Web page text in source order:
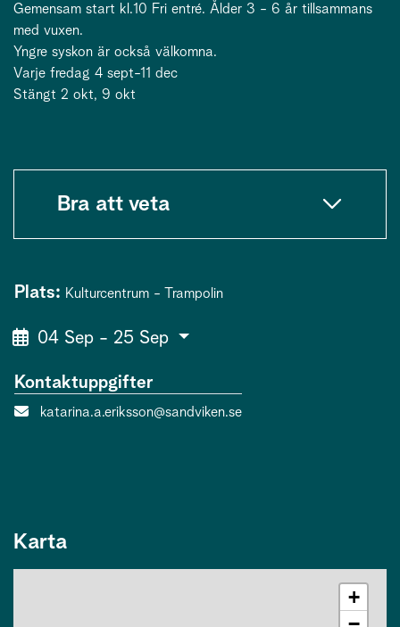
Gemensam start kl.10 Fri entré. Ålder 3 - 6 år tillsammans
med vuxen.
Yngre syskon är också välkomna.
Varje fredag 4 sept-11 dec
Stängt 2 okt, 9 okt
Bra att veta
Plats: Kulturcentrum - Trampolin
04 Sep - 25 Sep
Kontaktuppgifter
E-post:
katarina.a.eriksson@sandviken.se
Karta
+